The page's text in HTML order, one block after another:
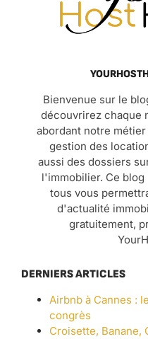
Bienvenue sur le
découvrirez chaque
abordant notre
gestion des
aussi des dossiers
l'immobilier. Ce
tous vous
d'actualité
gratuitement,
DERNIERS ARTICLES
Airbnb à Cannes :
congrès
Croisette, Banane,